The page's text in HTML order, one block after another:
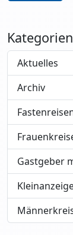
Kategorien
Aktuelles
Archiv
Gastgeber